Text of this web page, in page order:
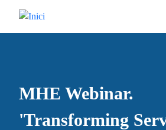
MHE Webinar.
'Transforming